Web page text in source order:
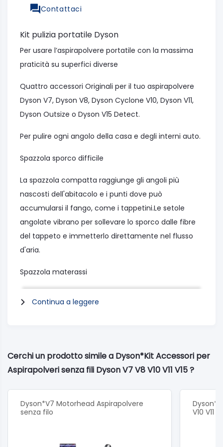
Contattaci
Kit pulizia portatile Dyson
Per usare l’aspirapolvere portatile con la massima
praticità su superfici diverse
Quattro accessori Originali per il tuo aspirapolvere
Dyson V7, Dyson V8, Dyson Cyclone V10, Dyson V11,
Dyson Outsize o Dyson V15 Detect.
Per pulire ogni angolo della casa e degli interni auto.
Spazzola sporco difficile
La spazzola compatta raggiunge gli angoli più
nascosti dell'abitacolo e i punti dove può
accumularsi il fango, come i tappetini.Le setole
angolate vibrano per sollevare lo sporco dalle fibre
del tappeto e immetterlo direttamente nel flusso
d'aria.
Spazzola materassi
alette posteriori accumulano le fibre raccolte e le
tende.
Mini spazzola delicata
La forma affusolata convoglia il flusso d'aria e
distribuisce la pressione su tutta la lunghezza della
Continua a leggere
Cerchi un prodotto simile a Dyson*Kit Accessori per
Aspirapolveri senza fili Dyson V7 V8 V10 V11 V15 ?
Dyson*V7 Motorhead Aspirapolvere
senza filo
V10 V11